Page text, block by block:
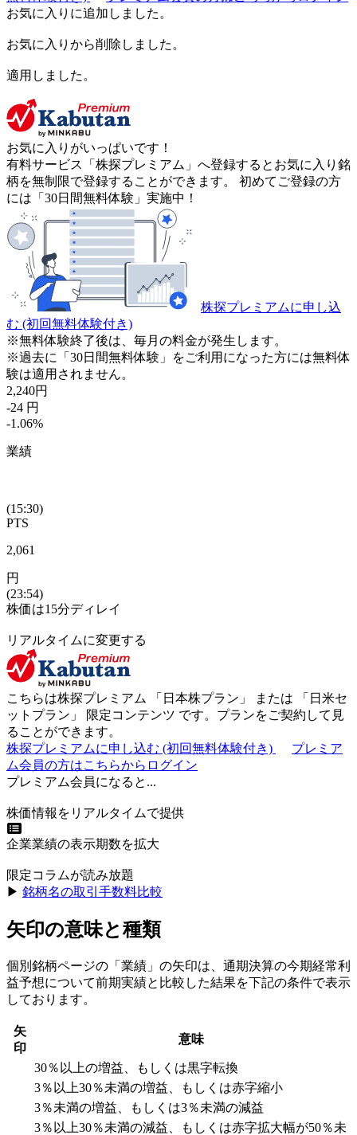
お気に入りに追加しました。
お気に入りから削除しました。
適用しました。
お気に入りがいっぱいです！
有料サービス「株探プレミアム」へ登録するとお気に入り銘
柄を無制限で登録することができます。 初めてご登録の方
には「30日間無料体験」実施中！
株探プレミアムに申し込
む (初回無料体験付き)
※無料体験終了後は、毎月の料金が発生します。
※過去に「30日間無料体験」をご利用になった方には無料体
験は適用されません。
2,240円
-24 円
-1.06%
業績
(15:30)
PTS
2,061
円
(23:54)
株価は15分ディレイ
リアルタイムに変更する
こちらは株探プレミアム 「 日本株プラン 」 または 「 日米セ
ットプラン 」 限定コンテンツ です。プランをご契約して見
ることができます。
株探プレミアムに申し込む (初回無料体験付き)
プレミア
ム会員の方はこちらからログイン
プレミアム会員になると...
株価情報をリアルタイムで提供
企業業績の表示期数を拡大
限定コラムが読み放題
▶︎ 銘柄名の取引手数料比較
矢印の意味と種類
個別銘柄ページの「業績」の矢印は、通期決算の今期経常利
益予想について前期実績と比較した結果を下記の条件で表示
しております。
矢
印
意味
30％以上の増益、もしくは黒字転換
3％以上30％未満の増益、もしくは赤字縮小
3％未満の増益、もしくは3％未満の減益
3％以上30％未満の減益、もしくは赤字拡大幅が50％未